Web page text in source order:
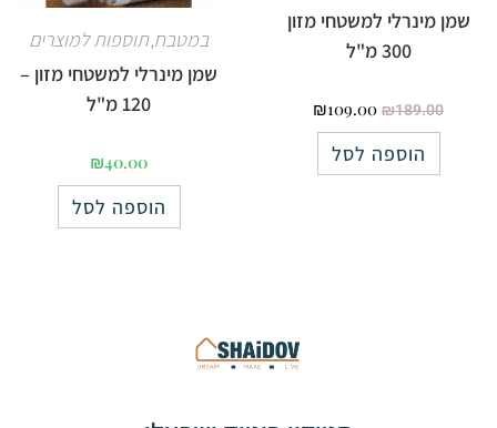
שמן מינרלי למשטחי מזון
300 מ"ל
₪189.00
₪109.00
הוספה לסל
במטבח, תוספות למוצרים
שמן מינרלי למשטחי מזון –
120 מ"ל
₪40.00
הוספה לסל